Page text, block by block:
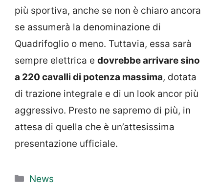
più sportiva, anche se non è chiaro ancora
se assumerà la denominazione di
Quadrifoglio o meno. Tuttavia, essa sarà
sempre elettrica e dovrebbe arrivare sino
a 220 cavalli di potenza massima, dotata
di trazione integrale e di un look ancor più
aggressivo. Presto ne sapremo di più, in
attesa di quella che è un’attesissima
presentazione ufficiale.
Categorie
News